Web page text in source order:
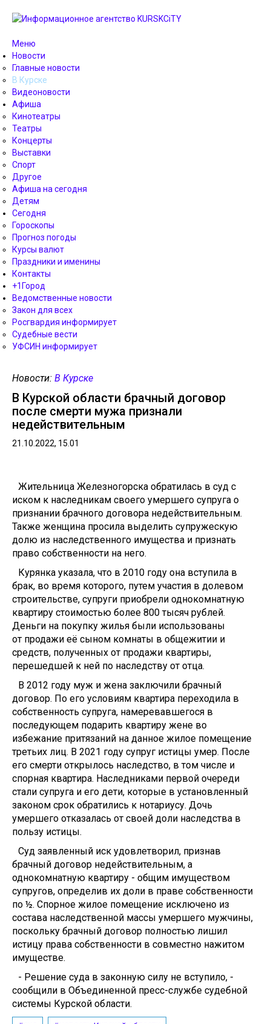
Меню
Новости
Главные новости
В Курске
Видеоновости
Афиша
Кинотеатры
Театры
Концерты
Выставки
Спорт
Другое
Афиша на сегодня
Детям
Сегодня
Гороскопы
Прогноз погоды
Курсы валют
Праздники и именины
Контакты
+1Город
Ведомственные новости
Закон для всех
Росгвардия информирует
Судебные вести
УФСИН информирует
Новости: В Курске
В Курской области брачный договор
после смерти мужа признали
недействительным
21.10.2022, 15.01
Жительница Железногорска обратилась в суд с
иском к наследникам своего умершего супруга о
признании брачного договора недействительным.
Также женщина просила выделить супружескую
долю из наследственного имущества и признать
право собственности на него.
Курянка указала, что в 2010 году она вступила в
брак, во время которого, путем участия в долевом
строительстве, супруги приобрели однокомнатную
квартиру стоимостью более 800 тысяч рублей.
Деньги на покупку жилья были использованы
от продажи её сыном комнаты в общежитии и
средств, полученных от продажи квартиры,
перешедшей к ней по наследству от отца.
В 2012 году муж и жена заключили брачный
договор. По его условиям квартира переходила в
собственность супруга, намеревавшегося в
последующем подарить квартиру жене во
избежание притязаний на данное жилое помещение
третьих лиц. В 2021 году супруг истицы умер. После
его смерти открылось наследство, в том числе и
спорная квартира. Наследниками первой очереди
стали супруга и его дети, которые в установленный
законом срок обратились к нотариусу. Дочь
умершего отказалась от своей доли наследства в
пользу истицы.
Суд заявленный иск удовлетворил, признав
брачный договор недействительным, а
однокомнатную квартиру - общим имуществом
супругов, определив их доли в праве собственности
по ½. Спорное жилое помещение исключено из
состава наследственной массы умершего мужчины,
поскольку брачный договор полностью лишил
истицу права собственности в совместно нажитом
имуществе.
- Решение суда в законную силу не вступило, -
сообщили в Объединенной пресс-службе судебной
системы Курской области.